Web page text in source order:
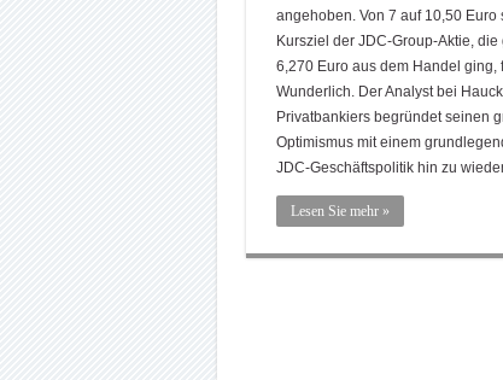
angehoben. Von 7 auf 10,50 Euro
Kursziel der JDC-Group-Aktie, die
6,270 Euro aus dem Handel ging,
Wunderlich. Der Analyst bei
Privatbankiers begründet seinen
Optimismus mit einem
JDC-Geschäftspolitik hin zu
Lesen Sie mehr »